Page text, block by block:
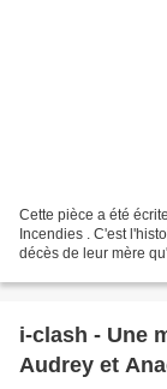
Cette pièce a été
Incendies . C'est
décès de leur mère
i-clash - Une
Audrey et